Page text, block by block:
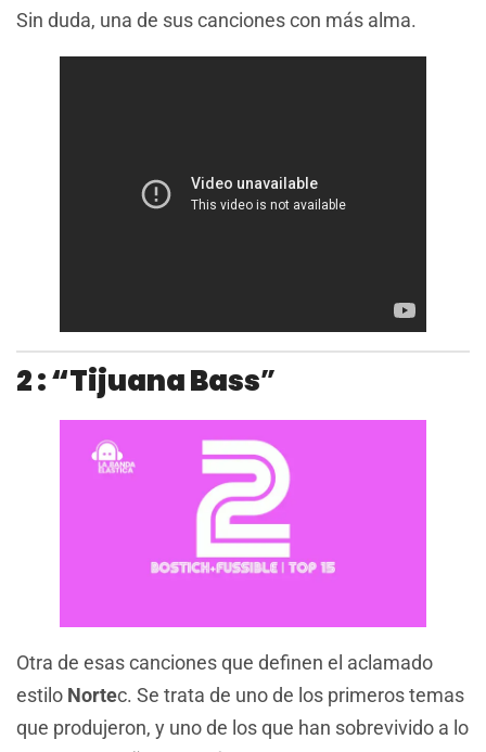
Sin duda, una de sus canciones con más alma.
2 : “Tijuana Bass”
Otra de esas canciones que definen el aclamado
estilo Nortec. Se trata de uno de los primeros temas
que produjeron, y uno de los que han sobrevivido a lo